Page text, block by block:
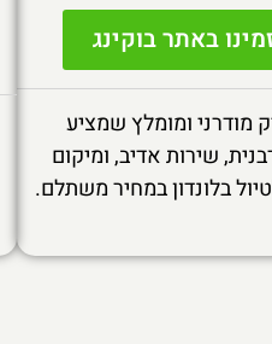
באתר בוקינג
מודרני ומומלץ שמציע
שירות אדיב, ומיקום
בלונדון במחיר משתלם.